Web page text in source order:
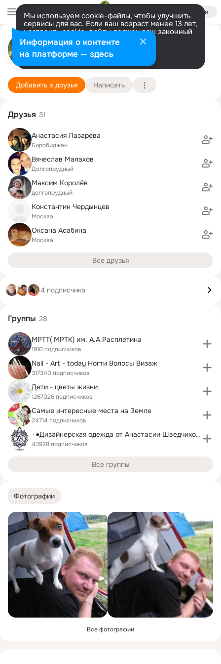
Войти
Мы используем cookie-файлы, чтобы улучшить
сервисы для вас. Если ваш возраст менее 13 лет,
настроить cookie-файлы должен ваш законный
представитель. Больше информации
Разрешить все Настроить
Сергей Попов
Долгопрудный
7 школа "Развитие"
Подробнее
Добавить в друзья Написать
Фотографии
Все фотографии
Друзья 31
Анастасия Лазарева
Биробиджан
Вячеслав Малахов
Долгопрудный
Максим Королёв
долгопрудный
Константин Чердынцев
Москва
Оксана Асабина
Москва
Все друзья
4 подписчика
Группы 28
МРТТ( МРТК) им. А.А.Расплетина
1910 подписчиков
Nail - Art - today Ногти Волосы Визаж
317340 подписчиков
Дети - цветы жизни
1267026 подписчиков
Самые интересные места на Земле
24714 подписчиков
٠●Дизайнерская одежда от Анастасии Шведчиковой●٠
43928 подписчиков
Все группы
Информация о контенте
на платформе — здесь